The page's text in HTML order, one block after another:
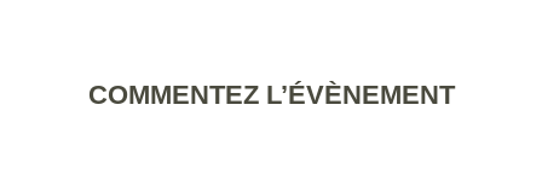
COMMENTEZ L’ÉVÈNEMENT